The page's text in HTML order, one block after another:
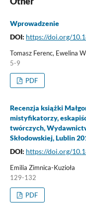
Wprowadzenie
DOI: https://doi.org/
Tomasz Ferenc, Ewelina
5-9
PDF
Recenzja książki
mistyfikatorzy,
twórczych,
Skłodowskiej, Lublin
DOI: https://doi.org/
Emilia Zimnica-Kuzioła
129-132
PDF